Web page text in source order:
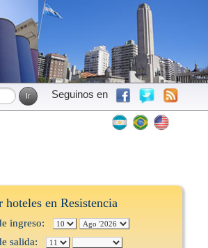
Seguinos en
hoteles en Resistencia
ingreso:
salida: